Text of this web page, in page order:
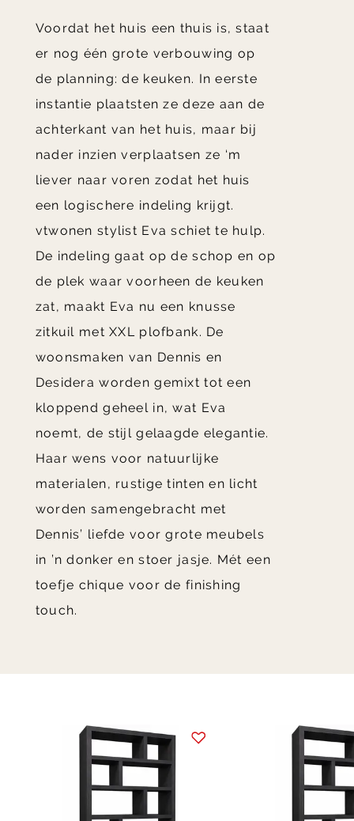
Voordat het huis een thuis is, staat
er nog één grote verbouwing op
de planning: de keuken. In eerste
instantie plaatsten ze deze aan de
achterkant van het huis, maar bij
nader inzien verplaatsen ze ‘m
liever naar voren zodat het huis
een logischere indeling krijgt.
vtwonen stylist Eva schiet te hulp.
De indeling gaat op de schop en op
de plek waar voorheen de keuken
zat, maakt Eva nu een knusse
zitkuil met XXL plofbank. De
woonsmaken van Dennis en
Desidera worden gemixt tot een
kloppend geheel in, wat Eva
noemt, de stijl gelaagde elegantie.
Haar wens voor natuurlijke
materialen, rustige tinten en licht
worden samengebracht met
Dennis’ liefde voor grote meubels
in ’n donker en stoer jasje. Mét een
toefje chique voor de finishing
touch.